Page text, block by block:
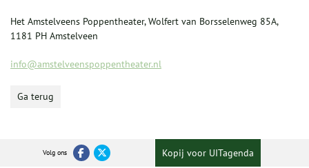
Het Amstelveens Poppentheater, Wolfert van Borsselenweg 85A,
1181 PH Amstelveen
info@amstelveenspoppentheater.nl
Ga terug
Volg ons Kopij voor UITagenda